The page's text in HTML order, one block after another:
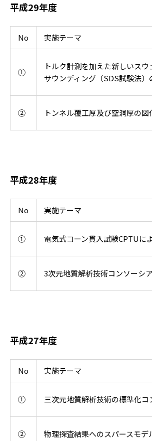
平成29年度
No 実施テーマ
①
トルク計測を加えた新しいス
サウンディング（SDS試験法
② トンネル覆工厚及び空洞厚の図
平成28年度
No 実施テーマ
① 電気式コーン貫入試験CPTUに
② 3次元地質解析技術コンソーシ
平成27年度
No 実施テーマ
① 三次元地質解析技術の標準化コ
② 物理探査結果へのスパースモ